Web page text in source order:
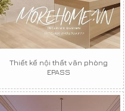
Thiết kế nội thất văn phòng
EPASS